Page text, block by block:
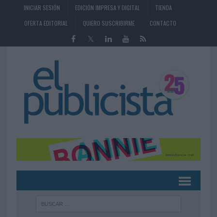
INICIAR SESIÓN EDICIÓN IMPRESA Y DIGITAL
TIENDA
OFERTA EDITORIAL
QUIERO SUSCRIBIRME CONTACTO